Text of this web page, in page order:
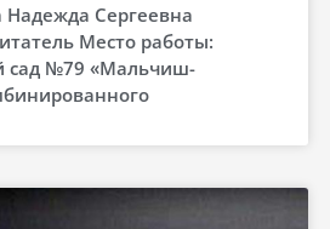
Сергеевна
Место работы:
сад №79 «Мальчиш-